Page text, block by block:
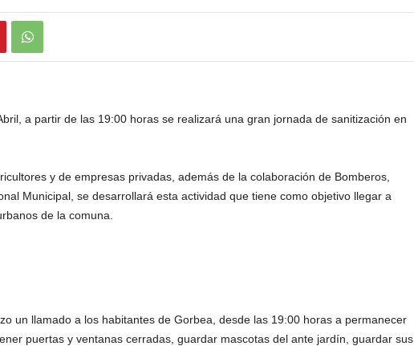
a partir de las 19:00 horas se realizará una gran jornada de sanitización en
y de empresas privadas, además de la colaboración de Bomberos,
Municipal, se desarrollará esta actividad que tiene como objetivo llegar a
de la comuna.
un llamado a los habitantes de Gorbea, desde las 19:00 horas a permanecer
puertas y ventanas cerradas, guardar mascotas del ante jardín, guardar sus